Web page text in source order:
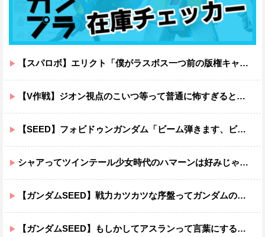
【スパロボ】エリクト「僕がラスボス一つ前の版権キャラ最後の敵ってちょっと荷が重すぎない？」
【V作戦】ジオン視点のこいつ等って普通に怖すぎると思う…
【SEED】フォビドゥンガンダム「ビーム弾きます、ビーム曲げられます、空飛びます」←二世代目でこれ出来るのおかしいだろ
シャアってツインテール少女時代のハマーンは好みじゃなかったの？
【ガンダムSEED】戦力カツカツな序盤ってガンダムの中だと割と珍しい気がする
【ガンダムSEED】もしかしてアスランって言葉にするのが下手なだけでめっちゃいい人なのでは？